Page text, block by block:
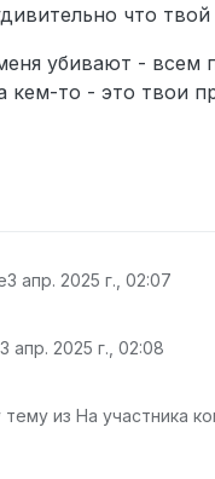
что твой
убивают -
кем-то - это твои
3 апр. 2025 г., 02:07
3 апр. 2025 г., 02:08
из На участника